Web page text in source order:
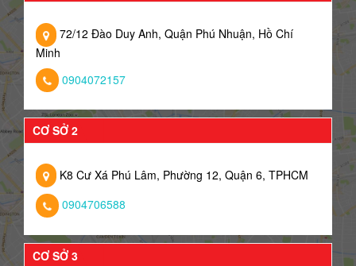
72/12 Đào Duy Anh, Quận Phú Nhuận, Hồ Chí
Minh
0904072157
CƠ SỞ 2
K8 Cư Xá Phú Lâm, Phường 12, Quận 6, TPHCM
0904706588
CƠ SỞ 3